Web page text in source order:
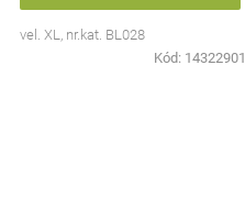
vel. XL, nr.kat. BL028
Kód: 14322901